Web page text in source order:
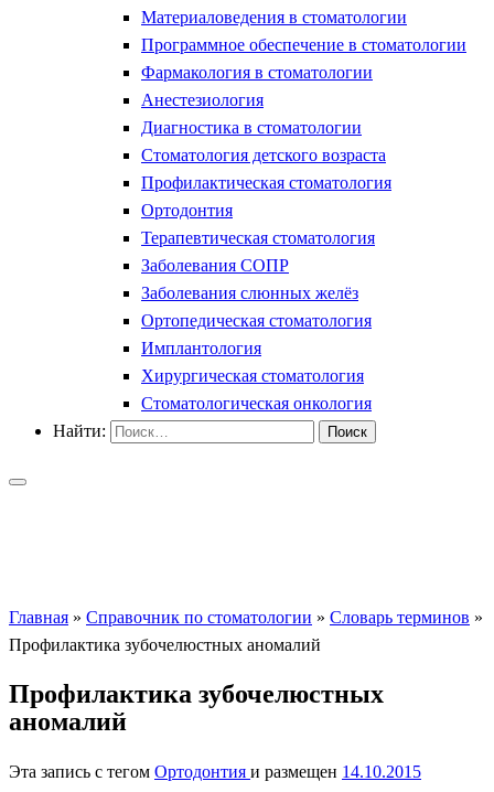
Материаловедения в стоматологии
Программное обеспечение в стоматологии
Фармакология в стоматологии
Анестезиология
Диагностика в стоматологии
Стоматология детского возраста
Профилактическая стоматология
Ортодонтия
Терапевтическая стоматология
Заболевания СОПР
Заболевания слюнных желёз
Ортопедическая стоматология
Имплантология
Хирургическая стоматология
Стоматологическая онкология
Найти:
Главная » Справочник по стоматологии » Словарь терминов »
Профилактика зубочелюстных аномалий
Профилактика зубочелюстных
аномалий
Эта запись с тегом Ортодонтия и размещен 14.10.2015